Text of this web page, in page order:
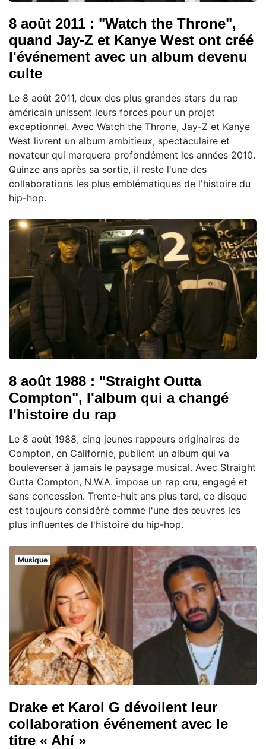
8 août 2011 : "Watch the Throne",
quand Jay-Z et Kanye West ont créé
l'événement avec un album devenu
culte
Le 8 août 2011, deux des plus grandes stars du rap
américain unissent leurs forces pour un projet
exceptionnel. Avec Watch the Throne, Jay-Z et Kanye
West livrent un album ambitieux, spectaculaire et
novateur qui marquera profondément les années 2010.
Quinze ans après sa sortie, il reste l'une des
collaborations les plus emblématiques de l'histoire du
hip-hop.
8 août 1988 : "Straight Outta
Compton", l'album qui a changé
l'histoire du rap
Le 8 août 1988, cinq jeunes rappeurs originaires de
Compton, en Californie, publient un album qui va
bouleverser à jamais le paysage musical. Avec Straight
Outta Compton, N.W.A. impose un rap cru, engagé et
sans concession. Trente-huit ans plus tard, ce disque
est toujours considéré comme l'une des œuvres les
plus influentes de l'histoire du hip-hop.
Musique
Drake et Karol G dévoilent leur
collaboration événement avec le
titre « Ahí »